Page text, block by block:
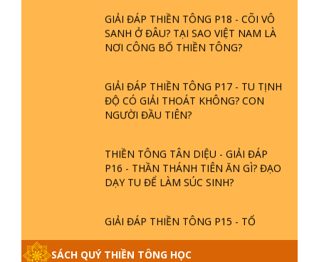
GIẢI ĐÁP THIỀN TÔNG P18 - CÕI VÔ
SANH Ở ĐÂU? TẠI SAO VIỆT NAM LÀ
NƠI CÔNG BỐ THIỀN TÔNG?
GIẢI ĐÁP THIỀN TÔNG P17 - TU TỊNH
ĐỘ CÓ GIẢI THOÁT KHÔNG? CON
NGƯỜI ĐẦU TIÊN?
THIỀN TÔNG TÂN DIỆU - GIẢI ĐÁP
P16 - THẦN THÁNH TIÊN ĂN GÌ? ĐẠO
DẠY TU ĐỂ LÀM SÚC SINH?
GIẢI ĐÁP THIỀN TÔNG P15 - TỔ
CHỨC LOÀI CÔ HỒN - GIÁO LÝ ĐẠO
PHẬT KHI NÀO XUẤT BẢN
SÁCH QUÝ THIỀN TÔNG HỌC